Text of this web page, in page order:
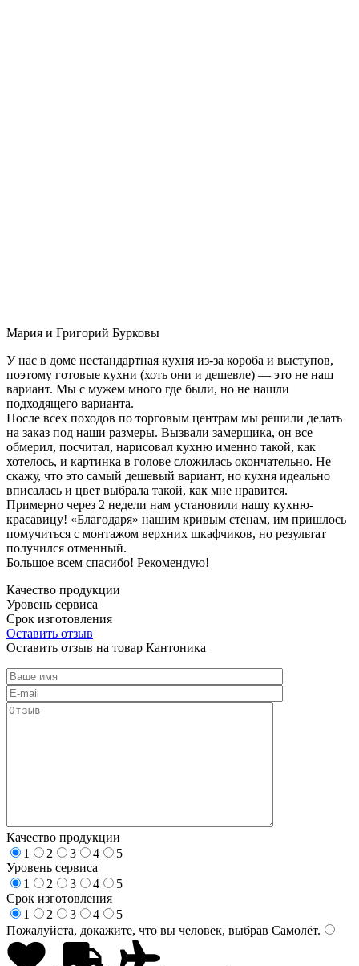
Мария и Григорий Бурковы
У нас в доме нестандартная кухня из-за короба и выступов,
поэтому готовые кухни (хоть они и дешевле) — это не наш
вариант. Мы с мужем много где были, но не нашли
подходящего варианта.
После всех походов по торговым центрам мы решили делать
на заказ под наши размеры. Вызвали замерщика, он все
обмерил, посчитал, нарисовал кухню именно такой, как
хотелось, и картинка в голове сложилась окончательно. Не
скажу, что это самый дешевый вариант, но кухня идеально
вписалась и цвет выбрала такой, как мне нравится.
Примерно через 2 недели нам установили нашу кухню-
красавицу! «Благодаря» нашим кривым стенам, им пришлось
помучиться с монтажом верхних шкафчиков, но результат
получился отменный.
Большое всем спасибо! Рекомендую!
Качество продукции
Уровень сервиса
Срок изготовления
Оставить отзыв
Оставить отзыв на товар Кантоника
Качество продукции
1
2 3 4
5
Уровень сервиса
1
2 3 4
5
Срок изготовления
1
2 3 4
5
Пожалуйста, докажите, что вы человек, выбрав Самолёт.